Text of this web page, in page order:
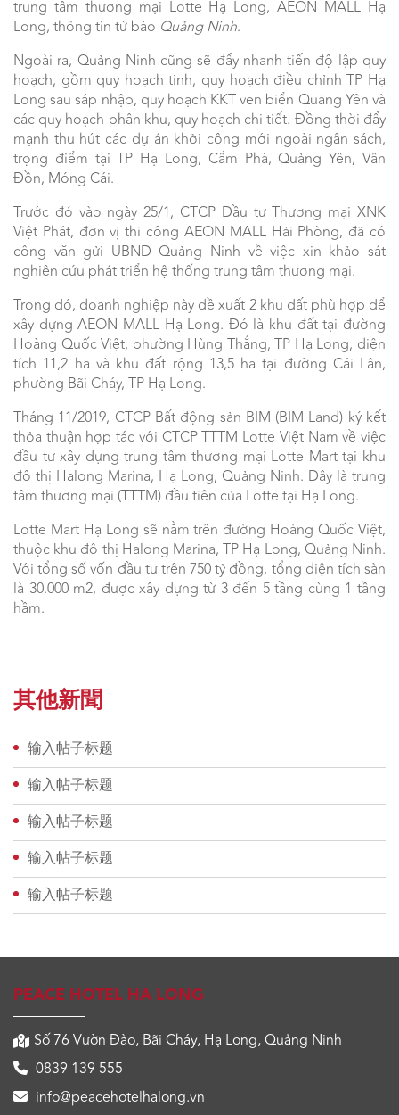
trung tâm thương mại Lotte Hạ Long, AEON MALL Hạ
Long, thông tin từ báo Quảng Ninh.
Ngoài ra, Quảng Ninh cũng sẽ đẩy nhanh tiến độ lập quy
hoạch, gồm quy hoạch tỉnh, quy hoạch điều chỉnh TP Hạ
Long sau sáp nhập, quy hoạch KKT ven biển Quảng Yên và
các quy hoạch phân khu, quy hoạch chi tiết. Đồng thời đẩy
mạnh thu hút các dự án khởi công mới ngoài ngân sách,
trọng điểm tại TP Hạ Long, Cẩm Phả, Quảng Yên, Vân
Đồn, Móng Cái.
Trước đó vào ngày 25/1, CTCP Đầu tư Thương mại XNK
Việt Phát, đơn vị thi công AEON MALL Hải Phòng, đã có
công văn gửi UBND Quảng Ninh về việc xin khảo sát
nghiên cứu phát triển hệ thống trung tâm thương mại.
Trong đó, doanh nghiệp này đề xuất 2 khu đất phù hợp để
xây dựng AEON MALL Hạ Long. Đó là khu đất tại đường
Hoàng Quốc Việt, phường Hùng Thắng, TP Hạ Long, diện
tích 11,2 ha và khu đất rộng 13,5 ha tại đường Cái Lân,
phường Bãi Cháy, TP Hạ Long.
Tháng 11/2019, CTCP Bất động sản BIM (BIM Land) ký kết
thỏa thuận hợp tác với CTCP TTTM Lotte Việt Nam về việc
đầu tư xây dựng trung tâm thương mại Lotte Mart tại khu
đô thị Halong Marina, Hạ Long, Quảng Ninh. Đây là trung
tâm thương mại (TTTM) đầu tiên của Lotte tại Hạ Long.
Lotte Mart Hạ Long sẽ nằm trên đường Hoàng Quốc Việt,
thuộc khu đô thị Halong Marina, TP Hạ Long, Quảng Ninh.
Với tổng số vốn đầu tư trên 750 tỷ đồng, tổng diện tích sàn
là 30.000 m2, được xây dựng từ 3 đến 5 tầng cùng 1 tầng
hầm.
其他新聞
输入帖子标题
输入帖子标题
输入帖子标题
输入帖子标题
输入帖子标题
PEACE HOTEL HA LONG
Số 76 Vườn Đào, Bãi Cháy, Hạ Long, Quảng Ninh
0839 139 555
info@peacehotelhalong.vn